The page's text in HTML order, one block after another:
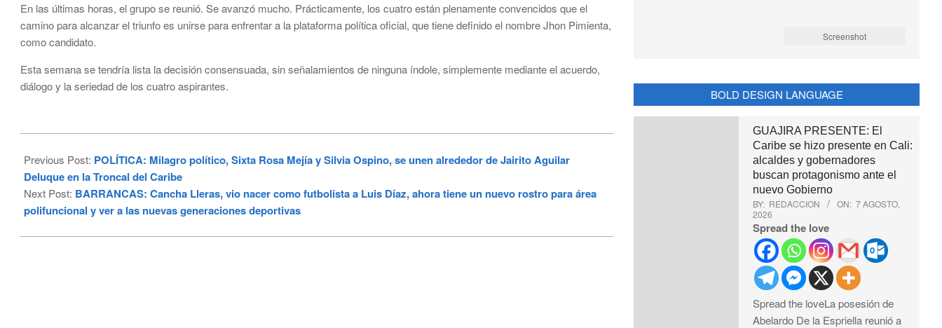
En las últimas horas, el grupo se reunió. Se avanzó mucho. Prácticamente, los cuatro están plenamente convencidos que el
camino para alcanzar el triunfo es unirse para enfrentar a la plataforma política oficial, que tiene definido el nombre Jhon Pimienta,
como candidato.
Esta semana se tendría lista la decisión consensuada, sin señalamientos de ninguna índole, simplemente mediante el acuerdo,
diálogo y la seriedad de los cuatro aspirantes.
06-
04
Previous Post: POLÍTICA: Milagro político, Sixta Rosa Mejía y Silvia Ospino, se unen alrededor de Jairito Aguilar
Deluque en la Troncal del Caribe
Next Post: BARRANCAS: Cancha Lleras, vio nacer como futbolista a Luis Díaz, ahora tiene un nuevo rostro para área
polifuncional y ver a las nuevas generaciones deportivas
Screenshot
BOLD DESIGN LANGUAGE
GUAJIRA PRESENTE: El
Caribe se hizo presente en Cali:
alcaldes y gobernadores
buscan protagonismo ante el
nuevo Gobierno
BY: REDACCION ON: 7 AGOSTO,
2026
Spread the love
Spread the loveLa posesión de
Abelardo De la Espriella reunió a